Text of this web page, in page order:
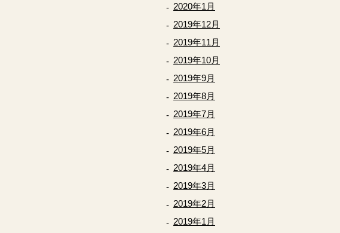
2020年1月
2019年12月
2019年11月
2019年10月
2019年9月
2019年8月
2019年7月
2019年6月
2019年5月
2019年4月
2019年3月
2019年2月
2019年1月